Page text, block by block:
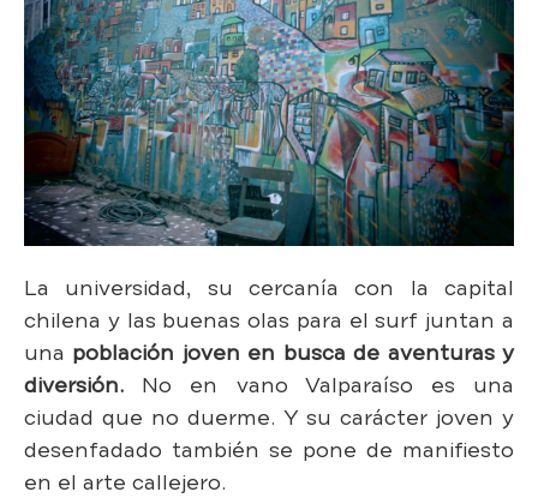
La universidad, su cercanía con la capital
chilena y las buenas olas para el surf juntan a
una población joven en busca de aventuras y
diversión. No en vano Valparaíso es una
ciudad que no duerme. Y su carácter joven y
desenfadado también se pone de manifiesto
en el arte callejero.